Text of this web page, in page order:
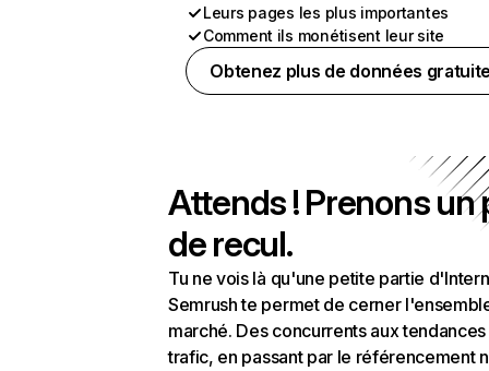
Leurs pages les plus importantes
Comment ils monétisent leur site
Obtenez plus de données
Attends ! Prenons un
de recul.
Tu ne vois là qu'une petite partie
Semrush te permet de cerner
marché. Des concurrents aux
trafic, en passant par le référencement